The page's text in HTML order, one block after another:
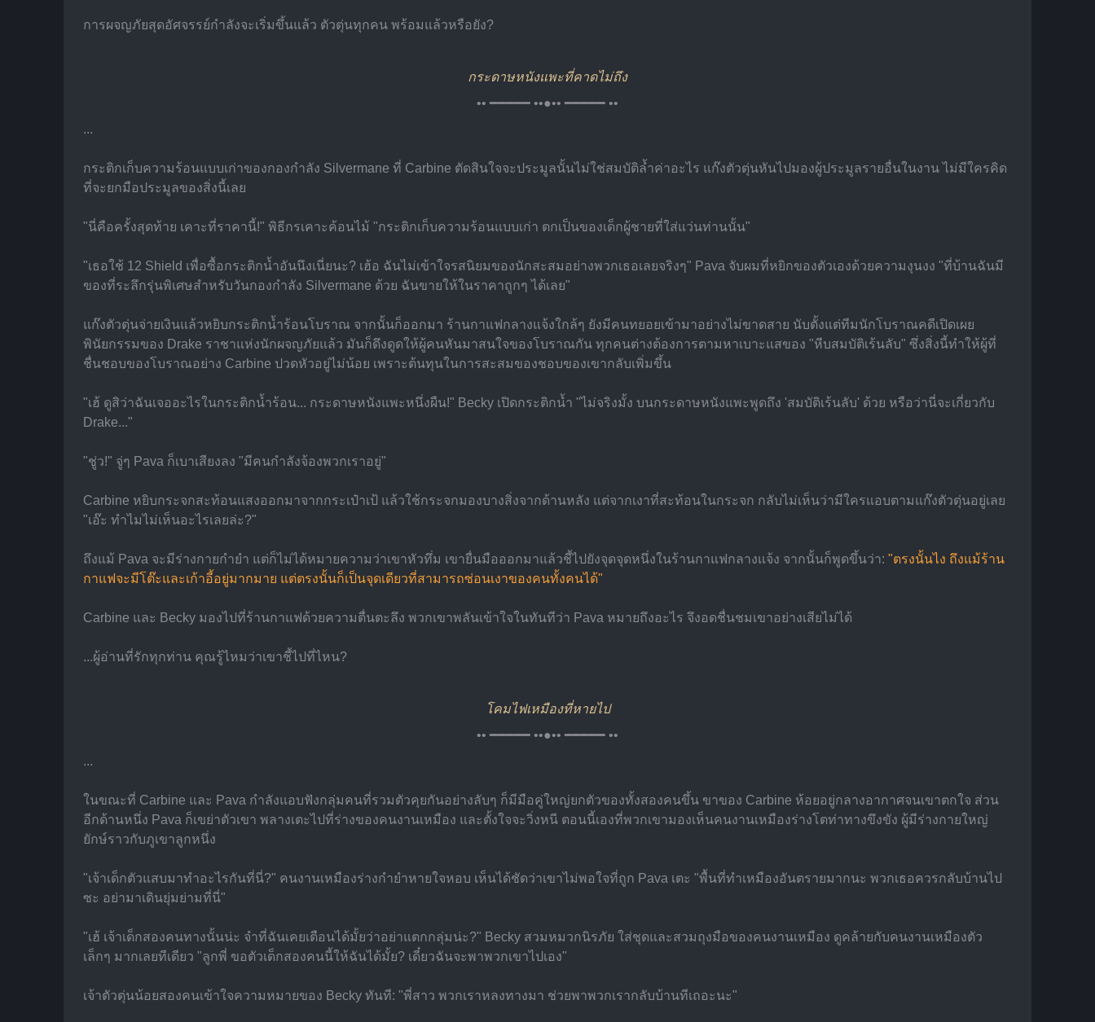
การผจญภัยสุดอัศจรรย์กำลังจะเริ่มขึ้นแล้ว ตัวตุ่นทุกคน พร้อมแล้วหรือยัง?
กระดาษหนังแพะที่คาดไม่ถึง
•• ━━━━━ ••●•• ━━━━━ ••
...
กระติกเก็บความร้อนแบบเก่าของกองกำลัง Silvermane ที่ Carbine ตัดสินใจจะประมูลนั้นไม่ใช่สมบัติล้ำค่าอะไร แก๊งตัวตุ่นหันไปมองผู้ประมูลรายอื่นในงาน ไม่มีใครคิด
ที่จะยกมือประมูลของสิ่งนี้เลย
"นี่คือครั้งสุดท้าย เคาะที่ราคานี้!" พิธีกรเคาะค้อนไม้ "กระติกเก็บความร้อนแบบเก่า ตกเป็นของเด็กผู้ชายที่ใส่แว่นท่านนั้น"
"เธอใช้ 12 Shield เพื่อซื้อกระติกน้ำอันนึงเนี่ยนะ? เฮ้อ ฉันไม่เข้าใจรสนิยมของนักสะสมอย่างพวกเธอเลยจริงๆ" Pava จับผมที่หยิกของตัวเองด้วยความงุนงง "ที่บ้านฉันมี
ของที่ระลึกรุ่นพิเศษสำหรับวันกองกำลัง Silvermane ด้วย ฉันขายให้ในราคาถูกๆ ได้เลย"
แก๊งตัวตุ่นจ่ายเงินแล้วหยิบกระติกน้ำร้อนโบราณ จากนั้นก็ออกมา ร้านกาแฟกลางแจ้งใกล้ๆ ยังมีคนทยอยเข้ามาอย่างไม่ขาดสาย นับตั้งแต่ทีมนักโบราณคดีเปิดเผย
พินัยกรรมของ Drake ราชาแห่งนักผจญภัยแล้ว มันก็ดึงดูดให้ผู้คนหันมาสนใจของโบราณกัน ทุกคนต่างต้องการตามหาเบาะแสของ "หีบสมบัติเร้นลับ" ซึ่งสิ่งนี้ทำให้ผู้ที่
ชื่นชอบของโบราณอย่าง Carbine ปวดหัวอยู่ไม่น้อย เพราะต้นทุนในการสะสมของชอบของเขากลับเพิ่มขึ้น
"เฮ้ ดูสิว่าฉันเจออะไรในกระติกน้ำร้อน... กระดาษหนังแพะหนึ่งผืน!" Becky เปิดกระติกน้ำ "ไม่จริงมั้ง บนกระดาษหนังแพะพูดถึง 'สมบัติเร้นลับ' ด้วย หรือว่านี่จะเกี่ยวกับ
Drake..."
"ชู่ว!" จู่ๆ Pava ก็เบาเสียงลง "มีคนกำลังจ้องพวกเราอยู่"
Carbine หยิบกระจกสะท้อนแสงออกมาจากกระเป๋าเป้ แล้วใช้กระจกมองบางสิ่งจากด้านหลัง แต่จากเงาที่สะท้อนในกระจก กลับไม่เห็นว่ามีใครแอบตามแก๊งตัวตุ่นอยู่เลย
"เอ๊ะ ทำไมไม่เห็นอะไรเลยล่ะ?"
ถึงแม้ Pava จะมีร่างกายกำยำ แต่ก็ไม่ได้หมายความว่าเขาหัวทึ่ม เขายื่นมือออกมาแล้วชี้ไปยังจุดจุดหนึ่งในร้านกาแฟกลางแจ้ง จากนั้นก็พูดขึ้นว่า: "ตรงนั้นไง ถึงแม้ร้าน
กาแฟจะมีโต๊ะและเก้าอี้อยู่มากมาย แต่ตรงนั้นก็เป็นจุดเดียวที่สามารถซ่อนเงาของคนทั้งคนได้"
Carbine และ Becky มองไปที่ร้านกาแฟด้วยความตื่นตะลึง พวกเขาพลันเข้าใจในทันทีว่า Pava หมายถึงอะไร จึงอดชื่นชมเขาอย่างเสียไม่ได้
...ผู้อ่านที่รักทุกท่าน คุณรู้ไหมว่าเขาชี้ไปที่ไหน?
โคมไฟเหมืองที่หายไป
•• ━━━━━ ••●•• ━━━━━ ••
...
ในขณะที่ Carbine และ Pava กำลังแอบฟังกลุ่มคนที่รวมตัวคุยกันอย่างลับๆ ก็มีมือคู่ใหญ่ยกตัวของทั้งสองคนขึ้น ขาของ Carbine ห้อยอยู่กลางอากาศจนเขาตกใจ ส่วน
อีกด้านหนึ่ง Pava ก็เขย่าตัวเขา พลางเตะไปที่ร่างของคนงานเหมือง และตั้งใจจะวิ่งหนี ตอนนี้เองที่พวกเขามองเห็นคนงานเหมืองร่างโตท่าทางขึงขัง ผู้มีร่างกายใหญ่
ยักษ์ราวกับภูเขาลูกหนึ่ง
"เจ้าเด็กตัวแสบมาทำอะไรกันที่นี่?" คนงานเหมืองร่างกำยำหายใจหอบ เห็นได้ชัดว่าเขาไม่พอใจที่ถูก Pava เตะ "พื้นที่ทำเหมืองอันตรายมากนะ พวกเธอควรกลับบ้านไป
ซะ อย่ามาเดินยุ่มย่ามที่นี่"
"เฮ้ เจ้าเด็กสองคนทางนั้นน่ะ จำที่ฉันเคยเตือนได้มั้ยว่าอย่าแตกกลุ่มน่ะ?" Becky สวมหมวกนิรภัย ใส่ชุดและสวมถุงมือของคนงานเหมือง ดูคล้ายกับคนงานเหมืองตัว
เล็กๆ มากเลยทีเดียว "ลูกพี่ ขอตัวเด็กสองคนนี้ให้ฉันได้มั้ย? เดี๋ยวฉันจะพาพวกเขาไปเอง"
เจ้าตัวตุ่นน้อยสองคนเข้าใจความหมายของ Becky ทันที: "พี่สาว พวกเราหลงทางมา ช่วยพาพวกเรากลับบ้านทีเถอะนะ"